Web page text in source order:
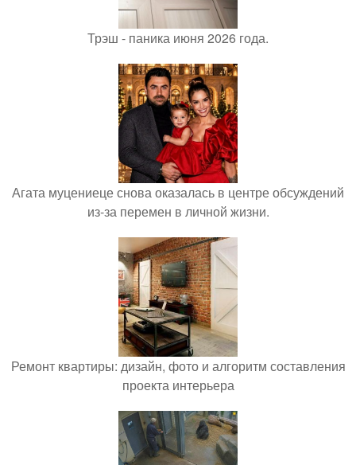
Трэш - паника июня 2026 года.
Агата муцениеце снова оказалась в центре обсуждений
из-за перемен в личной жизни.
Ремонт квартиры: дизайн, фото и алгоритм составления
проекта интерьера